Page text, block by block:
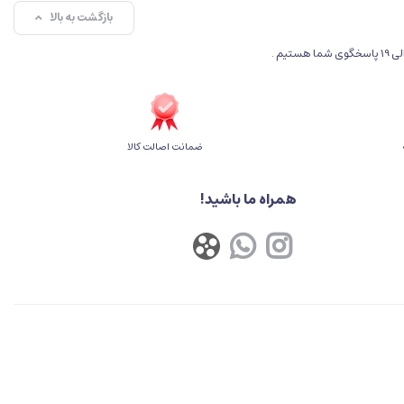
بازگشت به بالا
ضمانت اصالت کالا
همراه ما باشید!